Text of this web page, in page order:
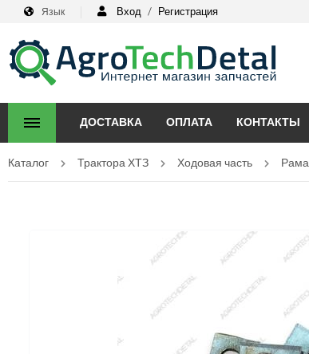
Язык Вход / Регистрация
ДОСТАВКА ОПЛАТА КОНТАКТЫ
Каталог Трактора ХТЗ Ходовая часть Рама